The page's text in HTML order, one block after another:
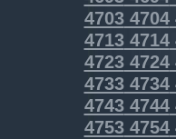
47034704
47134714
47234724
47334734
47434744
47534754